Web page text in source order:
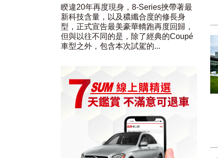
睽違20年再度現身，8-Series挾帶著最
新科技含量，以及穠纖合度的修長身
型，正式宣告最美豪華轎跑再度回歸，
但與以往不同的是，除了經典的Coupé
車型之外，包含本次試駕的...